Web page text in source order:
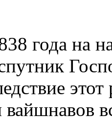
года на